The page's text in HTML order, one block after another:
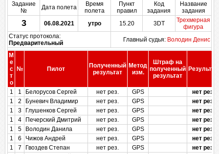
Задание
№
Дата полета
Время
полета
Пункт
правил
Код
задания
Название
задания
3 06.08.2021 утро 15.20 3DT
Трехмерная
фигура
Статус протокола:
Предварительный
Главный судья: Володин Денис
М
е
с
т
о
№ Пилот
Полученный
результат
Метод
изм.
Штраф на
полученный
результат
Результат
1 1 Белорусов Сергей нет рез. GPS
нет рез.
1
2 Буневич Владимир нет рез. GPS
нет рез.
1
3 Глушенков Сергей нет рез. GPS
нет рез.
1
4 Печерский Дмитрий нет рез. GPS
нет рез.
1
5 Володин Данила нет рез. GPS
нет рез.
1
6 Чижов Андрей нет рез. GPS
нет рез.
1
7 Гвоздев Степан нет рез. GPS
нет рез.